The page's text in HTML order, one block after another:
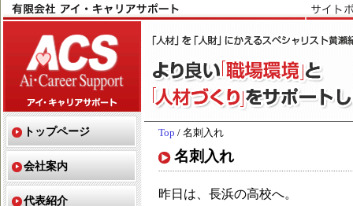
Top / 名刺入れ
名刺入れ
昨日は、長浜の高校へ。
トップページ
会社案内
代表紹介